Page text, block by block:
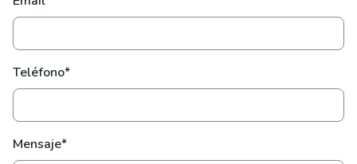
Teléfono*
Mensaje*